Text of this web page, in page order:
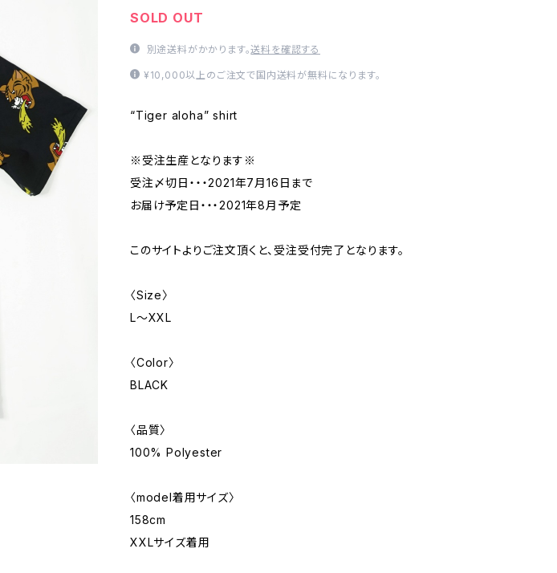
SOLD OUT
別途送料がかかります。送料を確認する
¥10,000以上のご注文で国内送料が無料になります。
“Tiger aloha” shirt
※受注生産となります※
受注〆切日・・・2021年7月16日まで
お届け予定日・・・2021年8月予定
このサイトよりご注文頂くと、受注受付完了となります。
〈Size〉
L～XXL
〈Color〉
BLACK
〈品質〉
100% Polyester
〈model着用サイズ〉
158cm
XXLサイズ着用